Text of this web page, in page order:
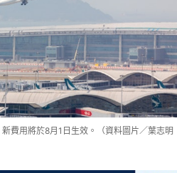
費用將於8月1日生效。（資料圖片／葉志明